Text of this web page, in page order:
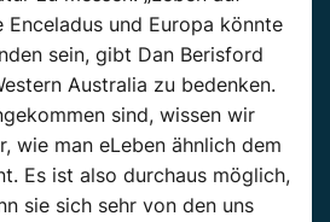
Enceladus und Europa könnte
sein, gibt Dan Berisford
Australia zu bedenken.
sind, wissen wir
wie man eLeben ähnlich dem
Es ist also durchaus möglich,
sie sich sehr von den uns